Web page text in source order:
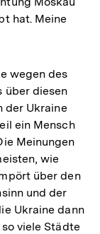
hat. Meine
wegen des
über diesen
der Ukraine
ein Mensch
Meinungen
wie
über den
und der
Ukraine dann
viele Städte